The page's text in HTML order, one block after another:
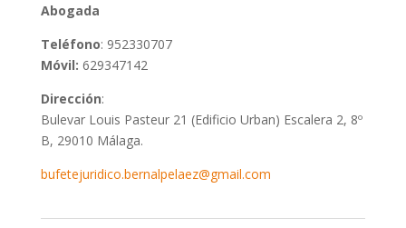
Abogada
Teléfono: 952330707
Móvil: 629347142
Dirección:
Bulevar Louis Pasteur 21 (Edificio Urban) Escalera 2, 8º
B, 29010 Málaga.
bufetejuridico.bernalpelaez@gmail.com